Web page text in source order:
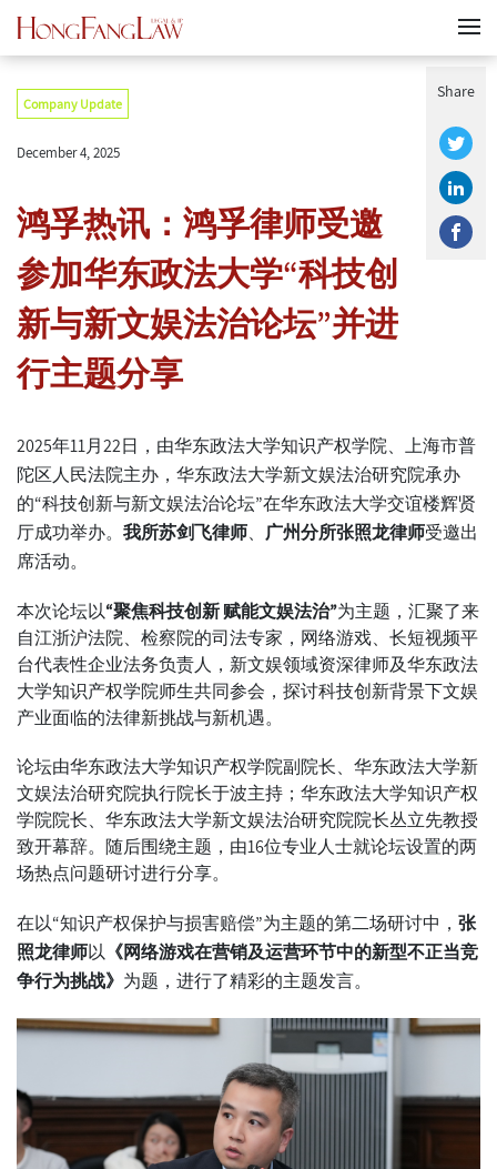
Share
Company Update
December 4, 2025
鸿孚热讯：鸿孚律师受邀
参加华东政法大学“科技创
新与新文娱法治论坛”并进
行主题分享
2025年11月22日，由华东政法大学知识产权学院、上海市普
陀区人民法院主办，华东政法大学新文娱法治研究院承办
的“科技创新与新文娱法治论坛”在华东政法大学交谊楼辉贤
厅成功举办。 我所苏剑飞律师、 广州分所张照龙律师受邀出
席活动。
本次论坛以“聚焦科技创新 赋能文娱法治”为主题，汇聚了来
自江浙沪法院、检察院的司法专家，网络游戏、长短视频平
台代表性企业法务负责人，新文娱领域资深律师及华东政法
大学知识产权学院师生共同参会，探讨科技创新背景下文娱
产业面临的法律新挑战与新机遇。
论坛由华东政法大学知识产权学院副院长、华东政法大学新
文娱法治研究院执行院长于波主持；华东政法大学知识产权
学院院长、华东政法大学新文娱法治研究院院长丛立先教授
致开幕辞。随后围绕主题，由16位专业人士就论坛设置的两
场热点问题研讨进行分享。
在以“知识产权保护与损害赔偿”为主题的第二场研讨中， 张
照龙律师以 《网络游戏在营销及运营环节中的新型不正当竞
争行为挑战》 为题，进行了精彩的主题发言。